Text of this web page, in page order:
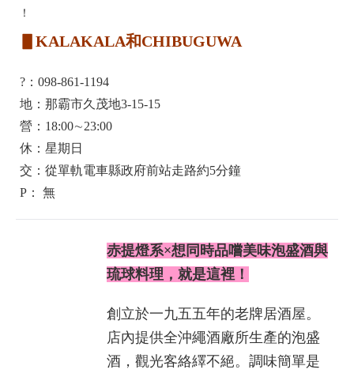
！
▋KALAKALA和CHIBUGUWA
?：098-861-1194
地：那霸市久茂地3-15-15
營：18:00∼23:00
休：星期日
交：從單軌電車縣政府前站走路約5分鐘
P： 無
赤提燈系×想同時品嚐美味泡盛酒與
琉球料理，就是這裡！
創立於一九五五年的老牌居酒屋。
店內提供全沖繩酒廠所生產的泡盛
酒，觀光客絡繹不絕。調味簡單是